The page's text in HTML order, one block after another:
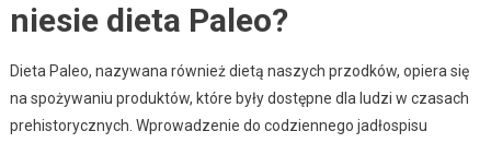
niesie dieta Paleo?
Dieta Paleo, nazywana również dietą naszych przodków, opiera się
na spożywaniu produktów, które były dostępne dla ludzi w czasach
prehistorycznych. Wprowadzenie do codziennego jadłospisu